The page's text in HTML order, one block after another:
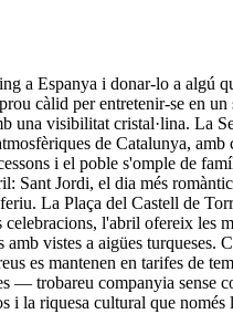
a Espanya i donar-lo a
càlid per entretenir-se en
una visibilitat cristal·lina. La
de Catalunya,
i el poble s'omple de
Sant Jordi, el dia més
La Plaça del Castell de
l'abril ofereix
amb vistes a aigües
es mantenen en tarifes de
— trobareu companyia sense
i la riquesa cultural que